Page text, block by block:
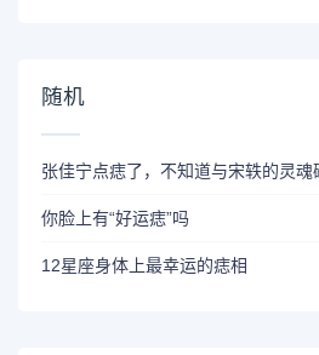
随机
张佳宁点痣了，不知道与宋轶的灵
你脸上有“好运痣”吗
12星座身体上最幸运的痣相